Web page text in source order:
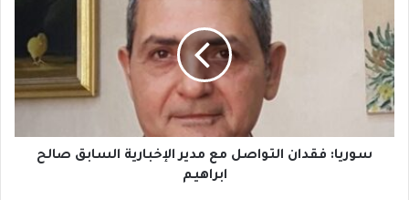
ل
م
ج
ن
س
ا
ر
ي
ا
:
ف
ق
د
سوريا: فقدان التواصل مع مدير الإخبارية السابق صالح
ابراهيم